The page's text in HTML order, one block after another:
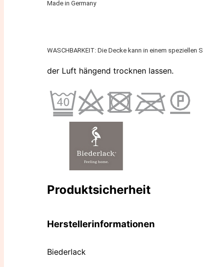
Made in Germany
WASCHBARKEIT: Die Decke kann in einem
der Luft hängend trocknen lassen.
Produktsicherheit
Herstellerinformationen
Biederlack